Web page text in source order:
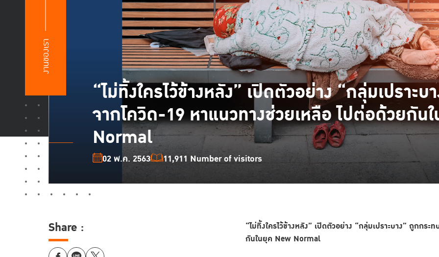
งานของเรา
“ไม่ทิ้งใครไว้ข้างหลัง” เปิดตัวอย่าง “กลุ่มเปราะ
จากโควิด-19 หาแนวทางช่วยเหลือ ไปต่อด้วยกัน
Normal
02 พ.ค. 2563 11,911 Number of visitors
“ไม่ทิ้งใครไว้ข้างหลัง” เปิดตัวอย่าง “กลุ่มเปราะบาง” ถูกกร
กันในยุค New Normal
Share :